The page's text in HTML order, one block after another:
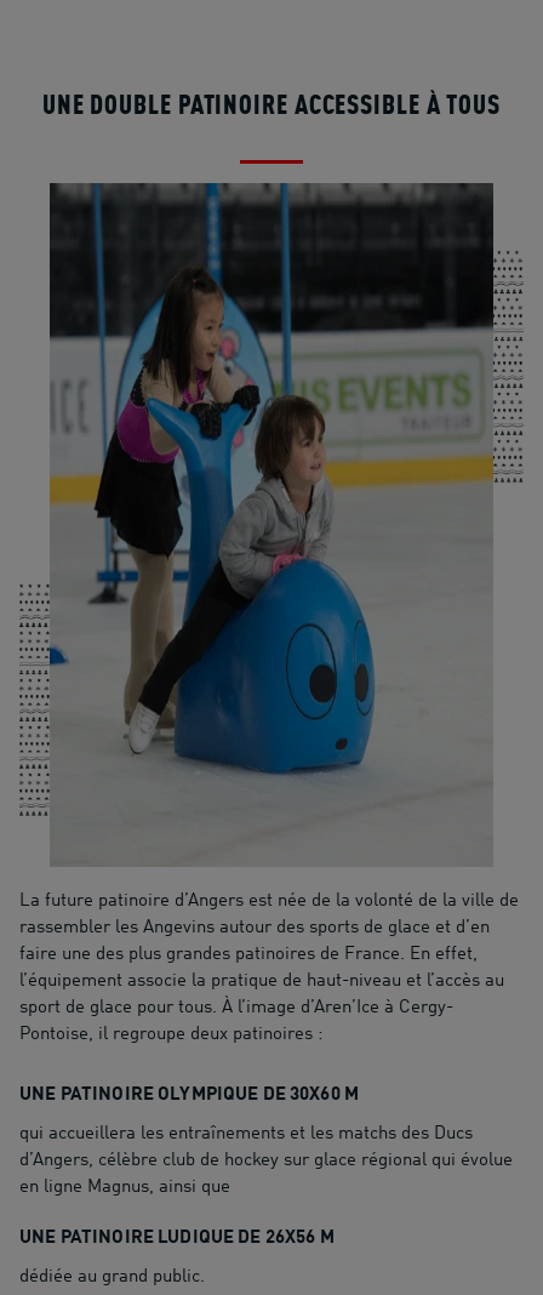
UNE DOUBLE PATINOIRE ACCESSIBLE À TOUS
La future patinoire d’Angers est née de la volonté de la ville de
rassembler les Angevins autour des sports de glace et d’en
faire une des plus grandes patinoires de France. En effet,
l’équipement associe la pratique de haut-niveau et l’accès au
sport de glace pour tous. À l’image d’Aren’Ice à Cergy-
Pontoise, il regroupe deux patinoires :
UNE PATINOIRE OLYMPIQUE DE 30X60 M
qui accueillera les entraînements et les matchs des Ducs
d’Angers, célèbre club de hockey sur glace régional qui évolue
en ligne Magnus, ainsi que
UNE PATINOIRE LUDIQUE DE 26X56 M
dédiée au grand public.